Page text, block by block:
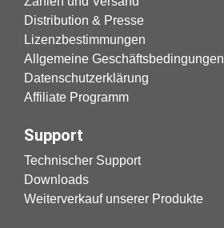
Distribution & Presse
Lizenzbestimmungen
Allgemeine Geschäftsbedingungen
Datenschutzerklärung
Affiliate Programm
Support
Technischer Support
Downloads
Weiterverkauf unserer Produkte